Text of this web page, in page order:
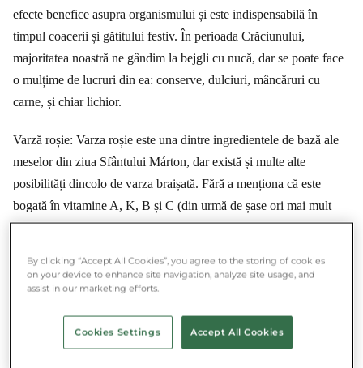
efecte benefice asupra organismului și este indispensabilă în
timpul coacerii și gătitului festiv. În perioada Crăciunului,
majoritatea noastră ne gândim la bejgli cu nucă, dar se poate face
o mulțime de lucruri din ea: conserve, dulciuri, mâncăruri cu
carne, și chiar lichior.
Varză roșie: Varza roșie este una dintre ingredientele de bază ale
meselor din ziua Sfântului Márton, dar există și multe alte
posibilități dincolo de varza braișată. Fără a menționa că este
bogată în vitamine A, K, B și C (din urmă de șase ori mai mult
decât varza verde), plus conține cantități semnificative de săruri
★★★★★ 4.8/5 ·500.000+ utilizatori
Economisește și acționează simultan
By clicking “Accept All Cookies”, you agree to the storing of cookies
on your device to enhance site navigation, analyze site usage, and
assist in our marketing efforts.
Cookies Settings Accept All Cookies